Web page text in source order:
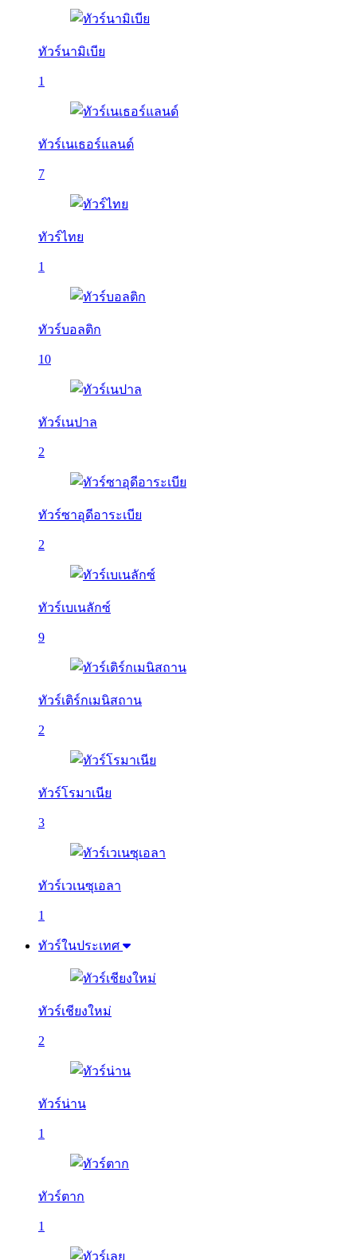
ทัวร์นามิเบีย
1
ทัวร์เนเธอร์แลนด์
7
ทัวร์ไทย
1
ทัวร์บอลติก
10
ทัวร์เนปาล
2
ทัวร์ซาอุดีอาระเบีย
2
ทัวร์เบเนลักซ์
9
ทัวร์เติร์กเมนิสถาน
2
ทัวร์โรมาเนีย
3
ทัวร์เวเนซุเอลา
1
ทัวร์ในประเทศ
ทัวร์เชียงใหม่
2
ทัวร์น่าน
1
ทัวร์ตาก
1